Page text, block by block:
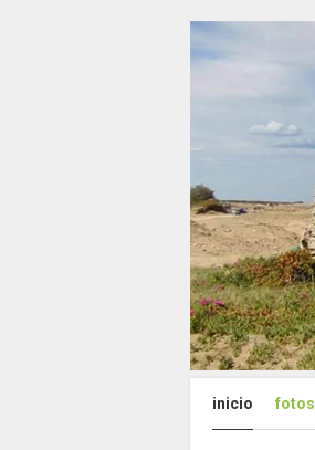
inicio fotos